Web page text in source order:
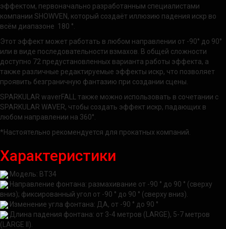
эффектом, первоначально разработанным специалистами
компании SHOWVEN, который создаёт иллюзию падения искр во
всём диапазоне 180 °.
Этот эффект может работать в любом направлении от -90° до 90°
или в виде последовательности взмахов. В общей сложности
доступно 72 предустановленных варианта работы эффекта, а
также различные редактируемые эффекты искр, что позволяет
проявить безграничную фантазию при создании сцены.
SPARKULAR waverFALL также можно использовать в сочетании с
SPARKULAR WAVER, чтобы создать эффект искр, падающих в
любом направлении на 360°.
*Настоятельно рекомендуется для прокатных компаний.
Характеристики
Модель: BT34
Направление фонтана: размахивание от -90 ° до 90 ° (сверху
вниз); фиксированный угол от -90 ° до 90 ° (сверху вниз).
Изменение угла фонтана: ДА, от -90 ° до 90 °
Длина падения фонтана: от 3-4 метров (LARGE), 5-7 метров
(LARGE II).